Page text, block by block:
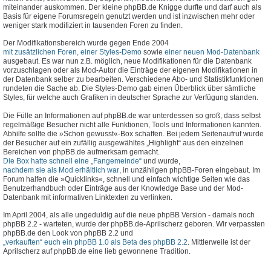
miteinander auskommen. Der kleine phpBB.de Knigge durfte und darf auch als
Basis für eigene Forumsregeln genutzt werden und ist inzwischen mehr oder
weniger stark modifiziert in tausenden Foren zu finden.
Der Modifikationsbereich wurde gegen Ende 2004
mit zusätzlichen Foren, einer Styles-Demo sowie einer neuen Mod-Datenbank
ausgebaut. Es war nun z.B. möglich, neue Modifikationen für die Datenbank
vorzuschlagen oder als Mod-Autor die Einträge der eigenen Modifikationen in
der Datenbank selber zu bearbeiten. Verschiedene Abo- und Statistikfunktionen
rundeten die Sache ab. Die Styles-Demo gab einen Überblick über sämtliche
Styles, für welche auch Grafiken in deutscher Sprache zur Verfügung standen.
Die Fülle an Informationen auf phpBB.de war unterdessen so groß, dass selbst
regelmäßige Besucher nicht alle Funktionen, Tools und Informationen kannten.
Abhilfe sollte die »Schon gewusst«-Box schaffen. Bei jedem Seitenaufruf wurde
der Besucher auf ein zufällig ausgewähltes „Highlight“ aus den einzelnen
Bereichen von phpBB.de aufmerksam gemacht.
Die Box hatte schnell eine „Fangemeinde“ und wurde,
nachdem sie als Mod erhältlich war , in unzähligen phpBB-Foren eingebaut. Im
Forum halfen die »Quicklinks«, schnell und einfach wichtige Seiten wie das
Benutzerhandbuch oder Einträge aus der Knowledge Base und der Mod-
Datenbank mit informativen Linktexten zu verlinken.
Im April 2004, als alle ungeduldig auf die neue phpBB Version - damals noch
phpBB 2.2 - warteten, wurde der phpBB.de-Aprilscherz geboren. Wir verpassten
phpBB.de den Look von phpBB 2.2 und
„verkauften“ euch ein phpBB 1.0 als Beta des phpBB 2.2. Mittlerweile ist der
Aprilscherz auf phpBB.de eine lieb gewonnene Tradition.